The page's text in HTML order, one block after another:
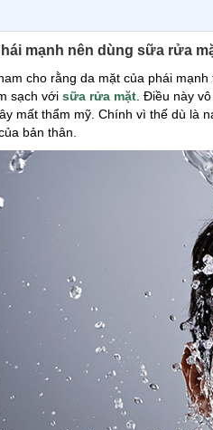
mạnh nên dùng sữa rửa
cho rằng da mặt của phái
sạch vớisữa rửa mặt . Điều này
mất thẩm mỹ. Chính vì thế dù là
bản thân.